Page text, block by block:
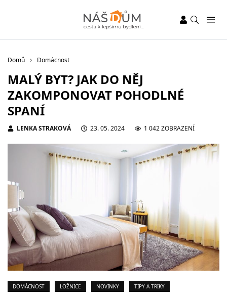
Domů Domácnost
MALÝ BYT? JAK DO NĚJ
ZAKOMPONOVAT POHODLNÉ
SPANÍ
LENKA STRAKOVÁ 23. 05. 2024 1 042 ZOBRAZENÍ
DOMÁCNOST LOŽNICE NOVINKY TIPY A TRIKY